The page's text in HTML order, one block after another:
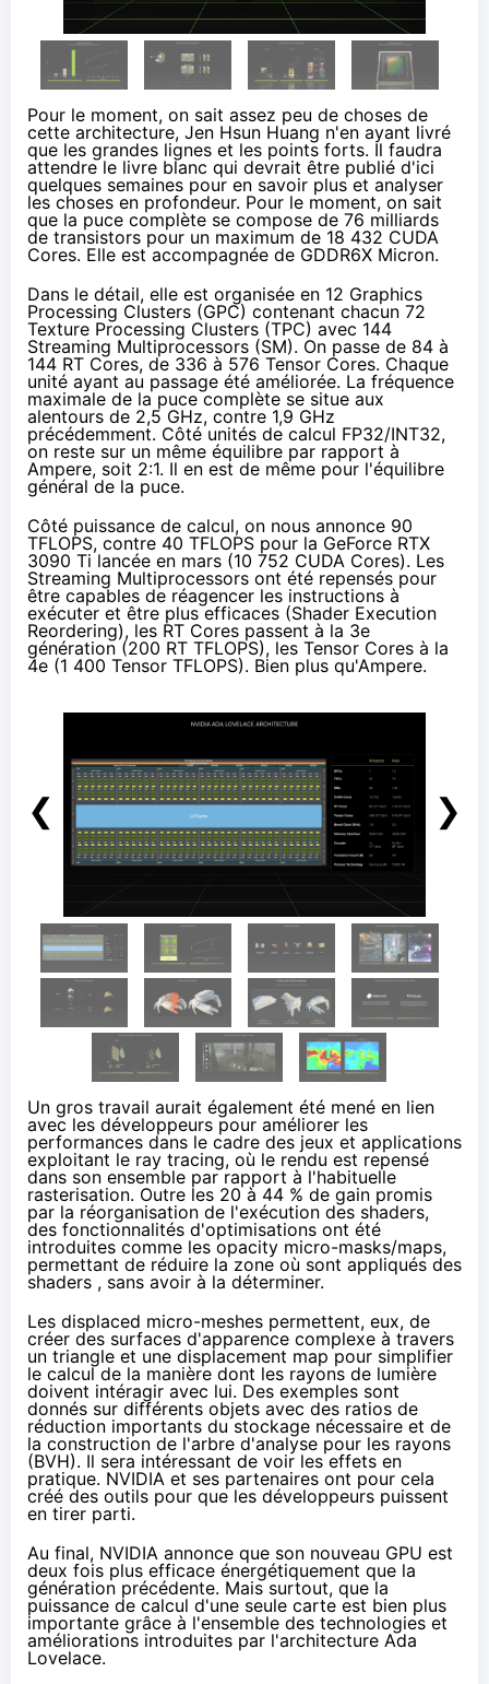
Pour le moment, on sait assez peu de choses de
cette architecture, Jen Hsun Huang n'en ayant livré
que les grandes lignes et les points forts. Il faudra
attendre le livre blanc qui devrait être publié d'ici
quelques semaines pour en savoir plus et analyser
les choses en profondeur. Pour le moment, on sait
que la puce complète se compose de 76 milliards
de transistors pour un maximum de 18 432 CUDA
Cores. Elle est accompagnée de GDDR6X Micron.
Dans le détail, elle est organisée en 12 Graphics
Processing Clusters (GPC) contenant chacun 72
Texture Processing Clusters (TPC) avec 144
Streaming Multiprocessors (SM). On passe de 84 à
144 RT Cores, de 336 à 576 Tensor Cores. Chaque
unité ayant au passage été améliorée. La fréquence
maximale de la puce complète se situe aux
alentours de 2,5 GHz, contre 1,9 GHz
précédemment. Côté unités de calcul FP32/INT32,
on reste sur un même équilibre par rapport à
Ampere, soit 2:1. Il en est de même pour l'équilibre
général de la puce.
Côté puissance de calcul, on nous annonce 90
TFLOPS, contre 40 TFLOPS pour la GeForce RTX
3090 Ti lancée en mars (10 752 CUDA Cores). Les
Streaming Multiprocessors ont été repensés pour
être capables de réagencer les instructions à
exécuter et être plus efficaces (Shader Execution
Reordering), les RT Cores passent à la 3e
génération (200 RT TFLOPS), les Tensor Cores à la
4e (1 400 Tensor TFLOPS). Bien plus qu'Ampere.
❮ ❯
Un gros travail aurait également été mené en lien
avec les développeurs pour améliorer les
performances dans le cadre des jeux et applications
exploitant le ray tracing, où le rendu est repensé
dans son ensemble par rapport à l'habituelle
rasterisation. Outre les 20 à 44 % de gain promis
par la réorganisation de l'exécution des shaders,
des fonctionnalités d'optimisations ont été
introduites comme les opacity micro-masks/maps,
permettant de réduire la zone où sont appliqués des
shaders , sans avoir à la déterminer.
Les displaced micro-meshes permettent, eux, de
créer des surfaces d'apparence complexe à travers
un triangle et une displacement map pour simplifier
le calcul de la manière dont les rayons de lumière
doivent intéragir avec lui. Des exemples sont
donnés sur différents objets avec des ratios de
réduction importants du stockage nécessaire et de
la construction de l'arbre d'analyse pour les rayons
(BVH). Il sera intéressant de voir les effets en
pratique. NVIDIA et ses partenaires ont pour cela
créé des outils pour que les développeurs puissent
en tirer parti.
Au final, NVIDIA annonce que son nouveau GPU est
deux fois plus efficace énergétiquement que la
génération précédente. Mais surtout, que la
puissance de calcul d'une seule carte est bien plus
importante grâce à l'ensemble des technologies et
améliorations introduites par l'architecture Ada
Lovelace.